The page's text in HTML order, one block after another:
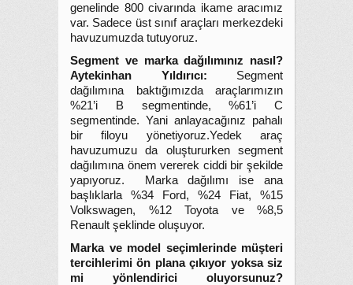
genelinde 800 civarında ikame aracımız
var. Sadece üst sınıf araçları merkezdeki
havuzumuzda tutuyoruz.
Segment ve marka dağılımınız nasıl?
Aytekinhan Yıldırıcı: Segment
dağılımına baktığımızda araçlarımızın
%21’i B segmentinde, %61’i C
segmentinde. Yani anlayacağınız pahalı
bir filoyu yönetiyoruz.Yedek araç
havuzumuzu da oluştururken segment
dağılımına önem vererek ciddi bir şekilde
yapıyoruz. Marka dağılımı ise ana
başlıklarla %34 Ford, %24 Fiat, %15
Volkswagen, %12 Toyota ve %8,5
Renault şeklinde oluşuyor.
Marka ve model seçimlerinde müşteri
tercihlerimi ön plana çıkıyor yoksa siz
mi yönlendirici oluyorsunuz?